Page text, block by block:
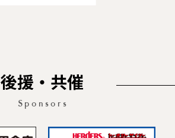
後援・共催
Sponsors